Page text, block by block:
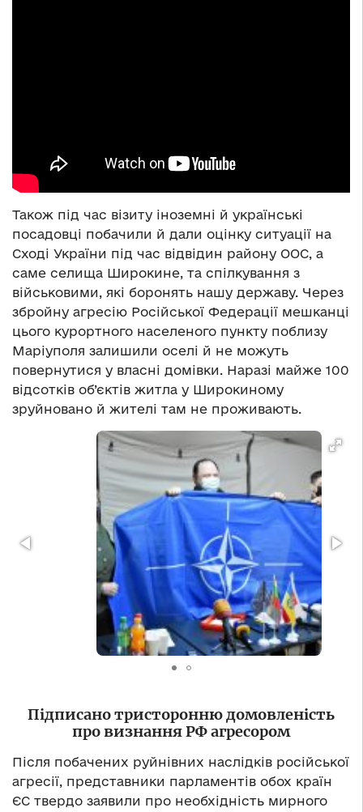
Також під час візиту іноземні й українські
посадовці побачили й дали оцінку ситуації на
Сході України під час відвідин району ООС, а
саме селища Широкине, та спілкування з
військовими, які боронять нашу державу. Через
збройну агресію Російської Федерації мешканці
цього курортного населеного пункту поблизу
Маріуполя залишили оселі й не можуть
повернутися у власні домівки. Наразі майже 100
відсотків об’єктів житла у Широкиному
зруйновано й жителі там не проживають.
Підписано тристоронню домовленість
про визнання РФ агресором
Після побачених руйнівних наслідків російської
агресії, представники парламентів обох країн
ЄС твердо заявили про необхідність мирного